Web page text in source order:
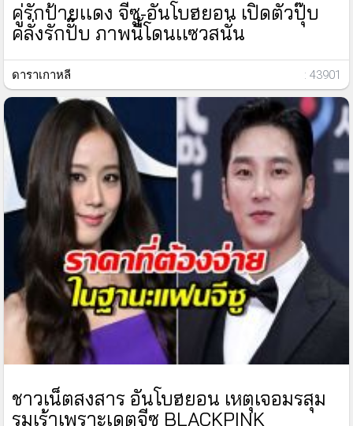
คู่รักป้ายเเดง จีซู-อันโบฮยอน เปิดตัวปุ๊บ
คลั่งรักปั๊บ ภาพนี้โดนเเซวสนั่น
ดาราเกาหลี : 43901
ชาวเน็ตสงสาร อันโบฮยอน เหตุเจอมรสุม
รุมเร้าเพราะเดตจีซู BLACKPINK